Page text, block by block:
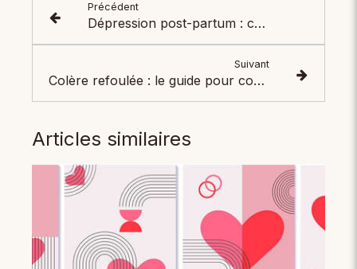
Précédent
Dépression post-partum : comprendre, traiter et prévenir
Suivant
Colère refoulée : le guide pour comprendre et agir
Articles similaires